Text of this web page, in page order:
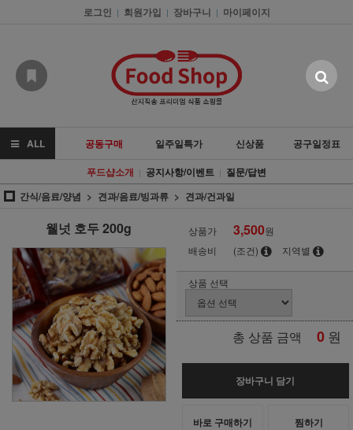
로그인 | 회원가입 | 장바구니 | 마이페이지
ALL 공동구매 일주일특가 신상품
공구일정표
푸드샵소개 | 공지사항/이벤트 | 질문/답변
간식/음료/양념
견과/음료/빙과류 견과/건과일
웰넛 호두 200g 상품가 3,500원
배송비
(조건) 지역별
상품 선택
총 상품 금액 0 원
장바구니 담기
바로 구매하기 찜하기